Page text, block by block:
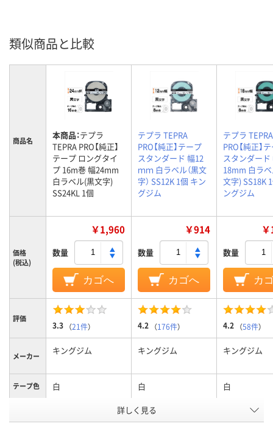
類似商品と比較
商品名 本商品：テプラ
TEPRA PRO【純正】
テープ ロングタイ
プ 16m巻 幅24mm
白ラベル(黒文字)
SS24KL 1個
テプラ TEPRA
PRO【純正】テープ
スタンダード 幅12
ｍｍ 白ラベル（黒文
字） SS12K 1個 キン
グジム
テプラ TEPRA
PRO【純正】
スタンダード
18mm 白ラ
文字) SS18K
ングジム
価格
(税込)
￥1,960
数量
カゴへ
￥914
数量
カゴへ
数量
カ
評価
3.3 （21件） 4.2 （176件） 4.2 （58件）
メーカー キングジム キングジム キングジム
テープ色 白 白 白
黒
詳しく見る